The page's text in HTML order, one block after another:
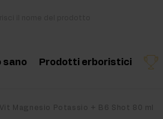
Prodotto consigliato
sano Prodotti erboristici
Magnesio Potassio + B6 Shot 80 ml